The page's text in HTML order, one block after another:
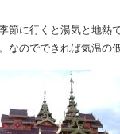
節に行くと湯気と地熱
なのでできれば気温の